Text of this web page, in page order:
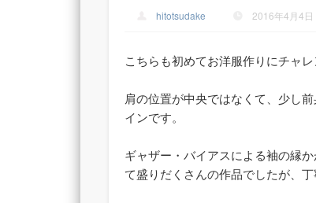
hitotsudake 2016年4月4日
こちらも初めてお洋服作りにチャ
肩の位置が中央ではなくて、少し
インです。
ギャザー・バイアスによる袖の縁
て盛りだくさんの作品でしたが、丁